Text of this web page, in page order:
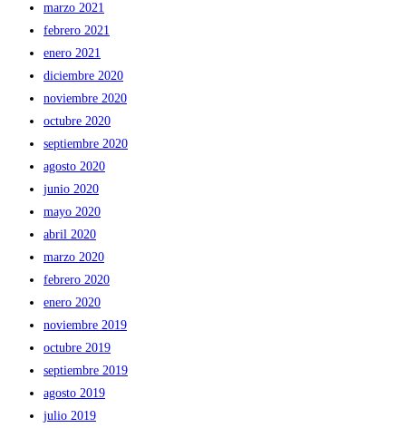
marzo 2021
febrero 2021
enero 2021
diciembre 2020
noviembre 2020
octubre 2020
septiembre 2020
agosto 2020
junio 2020
mayo 2020
abril 2020
marzo 2020
febrero 2020
enero 2020
noviembre 2019
octubre 2019
septiembre 2019
agosto 2019
julio 2019